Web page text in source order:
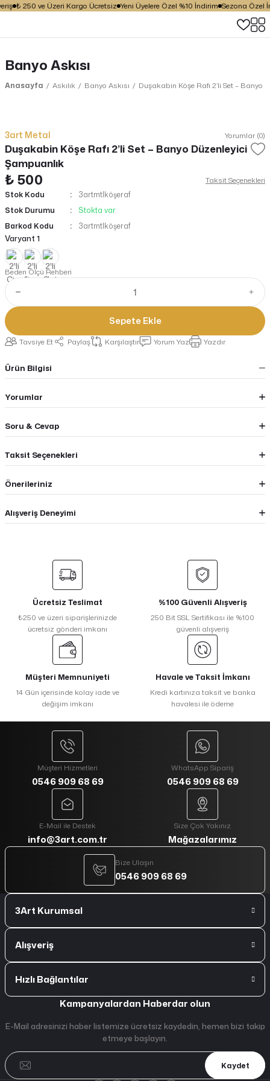
₺ 250 ve Üzeri Kargo Ücretsiz Yeni Üyelere Özel %10 İndirim Sezona Özel
Banyo Askısı
Anasayfa Askılık Banyo Askısı Duşakabin Köşe Rafı 2’li Set – Banyo
3art Metal Yorumlar (0)
Duşakabin Köşe Rafı 2’li Set – Banyo Düzenleyici
Şampuanlık
₺ 500
Taksit Seçenekleri
Stok Kodu
3artmtlköşeraf
Stok Durumu
Stokta var
Barkod Kodu
3artmtlköşeraf
Varyant 1
Beden Ölçü Rehberi
Sepete Ekle
Tavsiye Et Paylaş Karşılaştır Yorum Yaz Yazdır
Ürün Bilgisi
Yorumlar
Soru & Cevap
Taksit Seçenekleri
Önerileriniz
Alışveriş Deneyimi
Ücretsiz Teslimat
₺250 ve üzeri siparişlerinizde
ücretsiz gönderi imkanı
%100 Güvenli Alışveriş
250 Bit SSL Sertifikası ile %100
güvenli alışveriş
Müşteri Memnuniyeti
14 Gün içerisinde kolay iade ve
değişim imkanı
Havale ve Taksit İmkanı
Kredi kartınıza taksit ve banka
havalesi ile ödeme
Müşteri Hizmetleri
0546 909 68 69
WhatsApp Sipariş
0546 909 68 69
E-Mail ile Destek
info@3art.com.tr
Size Çok Yakınız
Mağazalarımız
Bize Ulaşın
0546 909 68 69
3Art Kurumsal
Alışveriş
Hızlı Bağlantılar
Kampanyalardan Haberdar olun
E-Mail adresinizi haber listemize ücretsiz kaydedin, hemen bizi takip
etmeye başlayın.
Kaydet